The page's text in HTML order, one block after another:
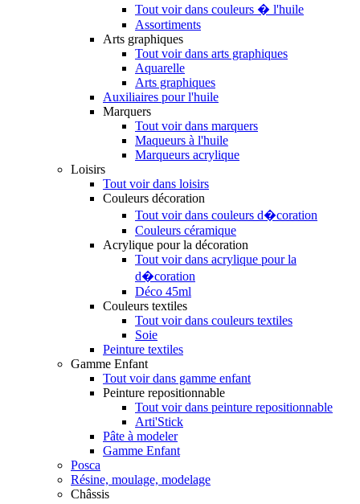
Tout voir dans couleurs � l'huile
Assortiments
Arts graphiques
Tout voir dans arts graphiques
Aquarelle
Arts graphiques
Auxiliaires pour l'huile
Marquers
Tout voir dans marquers
Maqueurs à l'huile
Marqueurs acrylique
Loisirs
Tout voir dans loisirs
Couleurs décoration
Tout voir dans couleurs d�coration
Couleurs céramique
Acrylique pour la décoration
Tout voir dans acrylique pour la
d�coration
Déco 45ml
Couleurs textiles
Tout voir dans couleurs textiles
Soie
Peinture textiles
Gamme Enfant
Tout voir dans gamme enfant
Peinture repositionnable
Tout voir dans peinture repositionnable
Arti'Stick
Pâte à modeler
Gamme Enfant
Posca
Résine, moulage, modelage
Châssis